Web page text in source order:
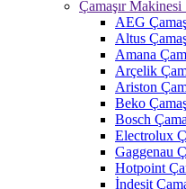
Çamaşır Makinesi
AEG
Altus
Amana
Arçelik
Ariston
Beko
Bosch
Electrolux
Gaggenau
Hotpoint
İndesit